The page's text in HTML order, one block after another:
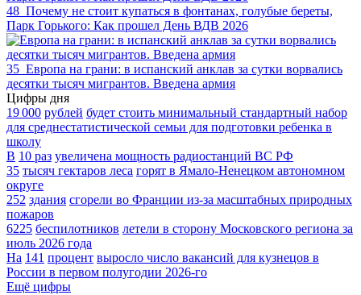
48 Почему не стоит купаться в фонтанах, голубые береты,
Парк Горького: Как прошел День ВДВ 2026
35 Европа на грани: в испанский анклав за сутки ворвались
десятки тысяч мигрантов. Введена армия
Цифры дня
19 000 рублей будет стоить минимальный стандартный набор
для среднестатистической семьи для подготовки ребенка в
школу
В 10 раз увеличена мощность радиостанций ВС РФ
35 тысяч гектаров леса горят в Ямало-Ненецком автономном
округе
252 здания сгорели во Франции из-за масштабных природных
пожаров
6225 беспилотников летели в сторону Московского региона за
июль 2026 года
На 141 процент выросло число вакансий для кузнецов в
России в первом полугодии 2026-го
Ещё цифры